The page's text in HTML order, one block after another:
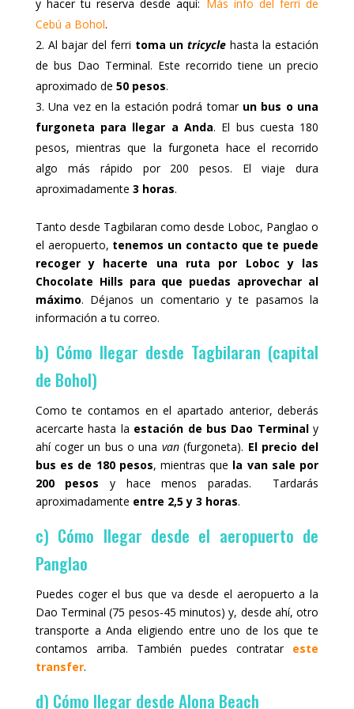
y hacer tu reserva desde aquí: Más info del ferri de
Cebú a Bohol.
Al bajar del ferri toma untricycle hasta la estación
de bus Dao Terminal. Este recorrido tiene un precio
aproximado de 50 pesos.
Una vez en la estación podrá tomar un bus o una
furgoneta para llegar a Anda. El bus cuesta 180
pesos, mientras que la furgoneta hace el recorrido
algo más rápido por 200 pesos. El viaje dura
aproximadamente 3 horas.
Tanto desde Tagbilaran como desde Loboc, Panglao o
el aeropuerto, tenemos un contacto que te puede
recoger y hacerte una ruta por Loboc y las
Chocolate Hills para que puedas aprovechar al
máximo. Déjanos un comentario y te pasamos la
información a tu correo.
b) Cómo llegar desde Tagbilaran (capital
de Bohol)
Como te contamos en el apartado anterior, deberás
acercarte hasta la estación de bus Dao Terminaly
ahí coger un bus o una van(furgoneta). El precio del
bus es de 180 pesos, mientras que la van sale por
200 pesos y hace menos paradas. Tardarás
aproximadamente entre 2,5 y 3 horas.
c) Cómo llegar desde el aeropuerto de
Panglao
Puedes coger el bus que va desde el aeropuerto a la
Dao Terminal (75 pesos-45 minutos) y, desde ahí, otro
transporte a Anda eligiendo entre uno de los que te
contamos arriba. También puedes contratar este
transfer.
d) Cómo llegar desde Alona Beach